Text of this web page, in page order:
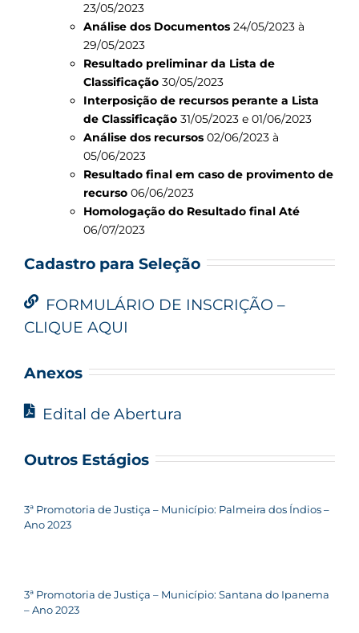
23/05/2023
Análise dos Documentos24/05/2023 à
29/05/2023
Resultado preliminar da Lista de
Classificação30/05/2023
Interposição de recursos perante a Lista
de Classificação31/05/2023 e 01/06/2023
Análise dos recursos02/06/2023 à
05/06/2023
Resultado final em caso de provimento de
recurso06/06/2023
Homologação do Resultado final Até
06/07/2023
Cadastro para Seleção
FORMULÁRIO DE INSCRIÇÃO –
CLIQUE AQUI
Anexos
Edital de Abertura
Outros Estágios
3ª Promotoria de Justiça – Município: Palmeira dos Índios –
Ano 2023
3ª Promotoria de Justiça – Município: Santana do Ipanema
– Ano 2023